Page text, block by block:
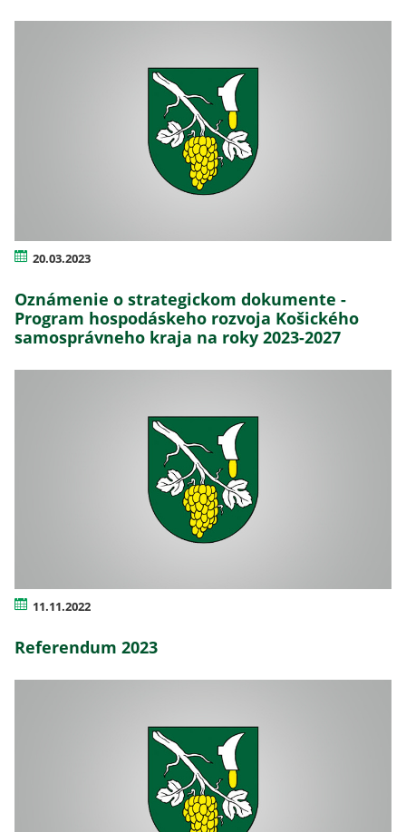
20.03.2023
Oznámenie o strategickom dokumente -
Program hospodáskeho rozvoja Košického
samosprávneho kraja na roky 2023-2027
11.11.2022
Referendum 2023